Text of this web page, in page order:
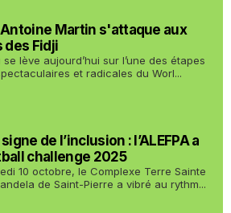
Martin s'attaque aux
des Fidji
lève aujourd’hui sur l’une des étapes
et radicales du Worl...
de l’inclusion : l’ALEFPA a
challenge 2025
10 octobre, le Complexe Terre Sainte
de Saint-Pierre a vibré au rythm...